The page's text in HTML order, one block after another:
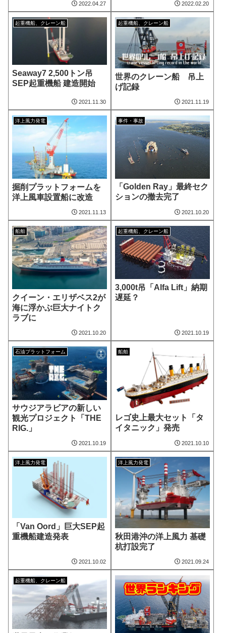
2022.04.27 2022.02.20
起重機船、クレーン船
Seaway7 2,500トン吊
SEP起重機船 建造開始
2021.11.30
起重機船、クレーン船
世界のクレーン船 吊上
げ記録
2021.11.19
洋上風力発電
掘削プラットフォームを
洋上風車設置船に改造
2021.11.13
事件・事故
「Golden Ray」最終セク
ションの撤去完了
2021.10.20
船舶
クイーン・エリザベス2が
海に浮かぶ巨大ナイトク
ラブに
2021.10.20
起重機船、クレーン船
3,000t吊「Alfa Lift」納期
遅延？
2021.10.19
石油プラットフォーム
サウジアラビアの新しい
観光プロジェクト「THE
RIG.」
2021.10.19
船舶
レゴ史上最大セット「タ
イタニック」発売
2021.10.10
洋上風力発電
「Van Oord」巨大SEP起
重機船建造発表
2021.10.02
洋上風力発電
秋田港沖の洋上風力 基礎
杭打設完了
2021.09.24
起重機船、クレーン船